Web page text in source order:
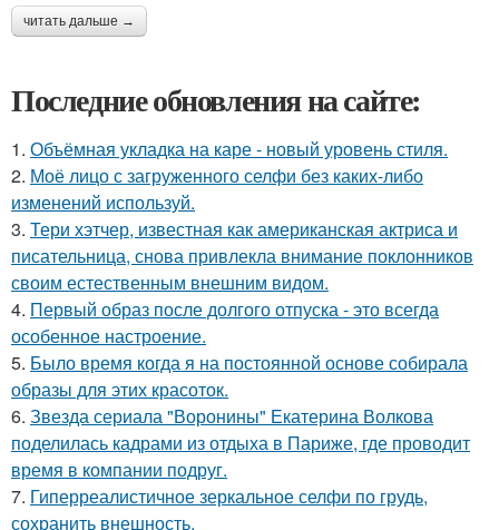
читать дальше →
Последние обновления на сайте:
1. Объёмная укладка на каре - новый уровень стиля.
2. Моё лицо с загруженного селфи без каких-либо
изменений используй.
3. Тери хэтчер, известная как американская актриса и
писательница, снова привлекла внимание поклонников
своим естественным внешним видом.
4. Первый образ после долгого отпуска - это всегда
особенное настроение.
5. Было время когда я на постоянной основе собирала
образы для этих красоток.
6. Звезда сериала "Воронины" Екатерина Волкова
поделилась кадрами из отдыха в Париже, где проводит
время в компании подруг.
7. Гиперреалистичное зеркальное селфи по грудь,
сохранить внешность.